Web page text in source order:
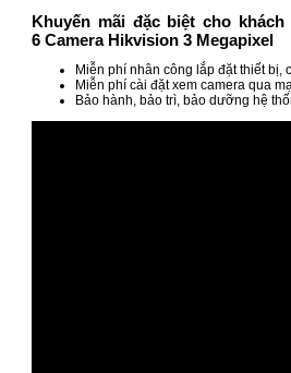
Khuyến mãi đặc biệt cho
6 Camera Hikvision 3 Megapixel
Miễn phí nhân công lắp đặt thiết bị,
Miễn phí cài đặt xem camera qua
Bảo hành, bảo trì, bảo dưỡng hệ